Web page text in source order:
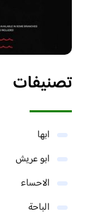
تصنيفات
ابها
ابو عريش
الاحساء
الباحة